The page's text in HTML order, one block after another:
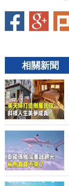
相關新聞